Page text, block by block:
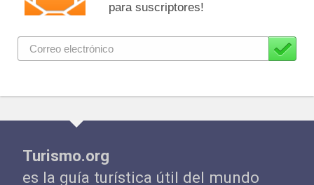
para suscriptores!
Turismo.org
es la guía turística útil del mundo